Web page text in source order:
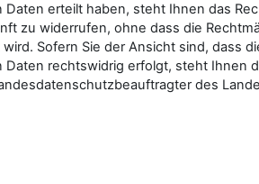
erteilt haben, steht Ihnen das
zu widerrufen, ohne dass die
Sofern Sie der Ansicht sind, dass
rechtswidrig erfolgt, steht Ihnen
des